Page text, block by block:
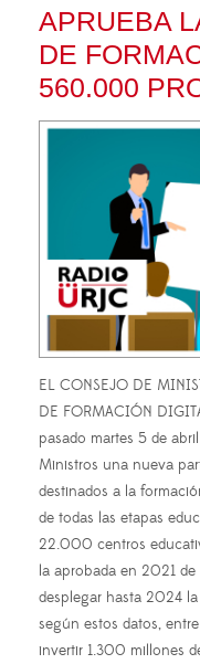
APRUEBA
DE
560.000
EL CONSEJO DE
DE FORMACIÓN
pasado martes 5 de
Ministros una nueva
destinados a la
de todas las etapas
22.000 centros
la aprobada en 2021
desplegar hasta 2024
según estos datos,
invertir 1.300 millones